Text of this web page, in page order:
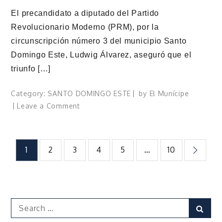
El precandidato a diputado del Partido
Revolucionario Moderno (PRM), por la
circunscripción número 3 del municipio Santo
Domingo Este, Ludwig Álvarez, aseguró que el
triunfo […]
Category: SANTO DOMINGO ESTE by El Munícipe
Leave a Commenton
asegura
presidente
elecciones
Paginación
entradas
1 2 3 4 5 … 10
Search
for: